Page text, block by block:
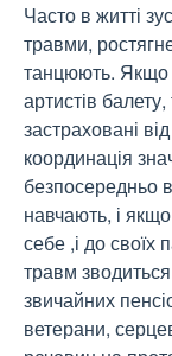
Часто в житті
травми,
танцюють. Якщо
артистів
застраховані
координація
безпосередньо
навчають, і
себе ,і до своїх
травм
звичайних
ветерани,